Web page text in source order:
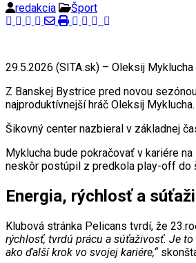
redakcia Šport
29.5.2026 (SITA.sk) – Oleksij
Z Banskej Bystrice pred novou
najproduktívnejší hráč Oleksij Myklucha.
Šikovný center nazbieral v základnej
Myklucha bude pokračovať v kariére
neskôr postúpil z predkola play-off do
Energia, rýchlosť a
Klubová stránka Pelicans tvrdí, že
rýchlosť, tvrdú prácu a súťaživosť. Je
ako ďalší krok vo svojej kariére,“